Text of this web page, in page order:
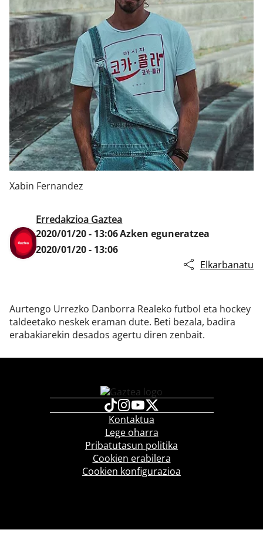
Klisk
Xabin Fernandez
Erredakzioa Gaztea
2020/01/20 - 13:06Azken eguneratzea
2020/01/20 - 13:06
Elkarbanatu
Aurtengo Urrezko Danborra Realeko futbol eta hockey
taldeetako neskek eraman dute. Beti bezala, badira
erabakiarekin desados agertu diren zenbait.
Kontaktua
Lege oharra
Pribatutasun politika
Cookien erabilera
Cookien konfigurazioa